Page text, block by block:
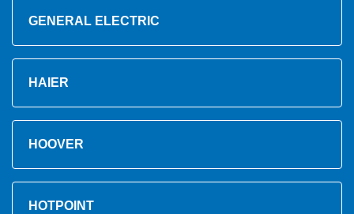
GENERAL ELECTRIC
HAIER
HOOVER
HOTPOINT